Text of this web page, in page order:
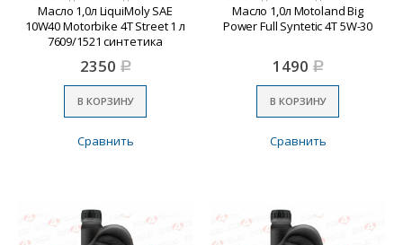
Масло 1,0л LiquiMoly SAE
10W40 Motorbike 4T Street 1 л
7609/1521 синтетика
2350 Р
В КОРЗИНУ
Сравнить
Масло 1,0л Motoland Big
Power Full Syntetic 4T 5W-30
1490 Р
В КОРЗИНУ
Сравнить